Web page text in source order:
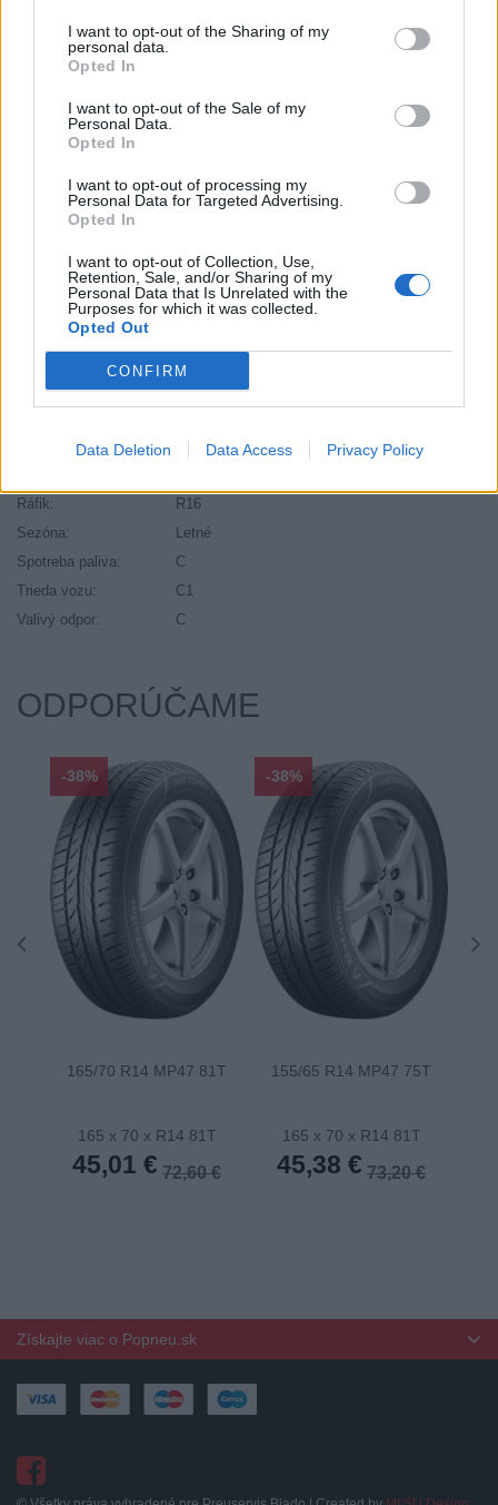
I want to opt-out of the Sharing of my
personal data.
Opted In
I want to opt-out of the Sale of my
Personal Data.
Opted In
I want to opt-out of processing my
Personal Data for Targeted Advertising.
Opted In
I want to opt-out of Collection, Use,
Retention, Sale, and/or Sharing of my
Personal Data that Is Unrelated with the
Purposes for which it was collected.
Opted Out
CONFIRM
Data Deletion Data Access Privacy Policy
24 mesiacov
Hmotnosť:
Brzdiaca vzdialenosť:
Druh pneumatiky:
Standardní
Hlučnosť:
70
Hlučnosť typ:
2
Index kg:
Palce:
16
Priľnavosť na mokru:
Ráfik:
R16
Sezóna:
Letné
Spotreba paliva:
C
Trieda vozu:
C1
Valivý odpor:
C
ODPORÚČAME
-38%
165/70 R14 MP47 81T
165 x 70 x R14 81T
45,01 € 72,60 €
-38%
155/65 R14 MP47 75T
165 x 70 x R14 81T
45,38 € 73,20 €
Získajte viac o Popneu.sk